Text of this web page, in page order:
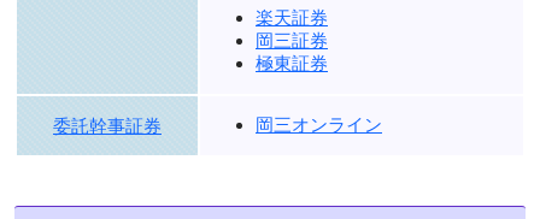
楽天証券
岡三証券
極東証券
委託幹事証券 岡三オンライン